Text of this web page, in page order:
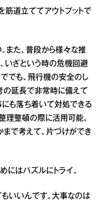
筋道立ててアウトプットで
また、普段から様々な推
いざという時の危機回避
でも、飛行機の安全のし
の延長で非常時に備えて
にも落ち着いて対処できる
理整頓の際に活用可能。
まで考えて、片づけができ
にはパズルにトライ。
もいいんです。大事なのは